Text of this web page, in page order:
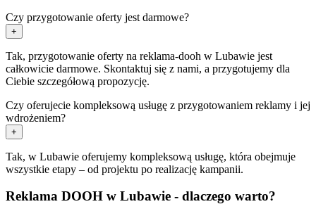
Czy przygotowanie oferty jest darmowe?
+
Tak, przygotowanie oferty na reklama-dooh w Lubawie jest
całkowicie darmowe. Skontaktuj się z nami, a przygotujemy dla
Ciebie szczegółową propozycję.
Czy oferujecie kompleksową usługę z przygotowaniem reklamy i jej
wdrożeniem?
+
Tak, w Lubawie oferujemy kompleksową usługę, która obejmuje
wszystkie etapy – od projektu po realizację kampanii.
Reklama DOOH w Lubawie - dlaczego warto?